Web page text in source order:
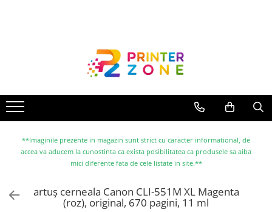
Imprimante cu jet
Multifunctionale laser
Multifunctionale cu jet
Imprimante etichete
Scanere
**Imaginile prezente in magazin sunt strict cu caracter informational, de
accea va aducem la cunostinta ca exista posibilitatea ca produsele sa aiba
mici diferente fata de cele listate in site.**
artuș cerneala Canon CLI-551M XL Magenta
(roz), original, 670 pagini, 11 ml